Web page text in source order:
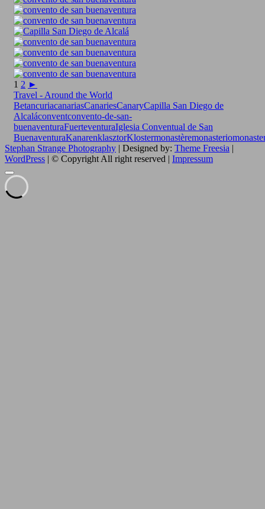
1 2 ►
Travel - Around the World
BetancuriacanariasCanariesCanaryCapilla San Diego de
Alcaláconventconvento-de-san-
buenaventuraFuerteventuraIglesia Conventual de San
BuenaventuraKanarenklasztorKlostermonastèremonasterio
Stephan Strange Photography | Designed by: Theme Freesia |
WordPress | © Copyright All right reserved | Impressum